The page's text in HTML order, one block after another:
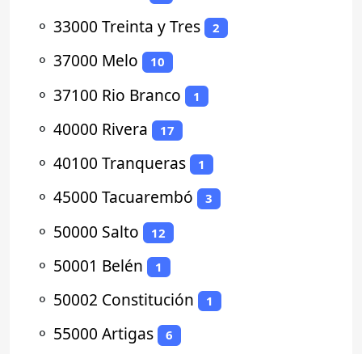
⚬ 33000 Treinta y Tres 2
⚬ 37000 Melo 10
⚬ 37100 Rio Branco 1
⚬ 40000 Rivera 17
⚬ 40100 Tranqueras 1
⚬ 45000 Tacuarembó 3
⚬ 50000 Salto 12
⚬ 50001 Belén 1
⚬ 50002 Constitución 1
⚬ 55000 Artigas 6